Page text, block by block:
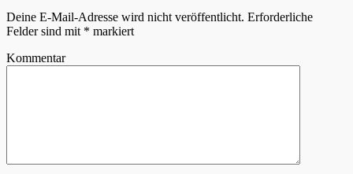
Deine E-Mail-Adresse wird nicht veröffentlicht. Erforderliche
Felder sind mit * markiert
Kommentar